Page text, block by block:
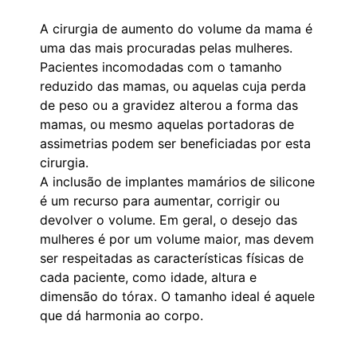
A cirurgia de aumento do volume da mama é
uma das mais procuradas pelas mulheres.
Pacientes incomodadas com o tamanho
reduzido das mamas, ou aquelas cuja perda
de peso ou a gravidez alterou a forma das
mamas, ou mesmo aquelas portadoras de
assimetrias podem ser beneficiadas por esta
cirurgia.
A inclusão de implantes mamários de silicone
é um recurso para aumentar, corrigir ou
devolver o volume. Em geral, o desejo das
mulheres é por um volume maior, mas devem
ser respeitadas as características físicas de
cada paciente, como idade, altura e
dimensão do tórax. O tamanho ideal é aquele
que dá harmonia ao corpo.